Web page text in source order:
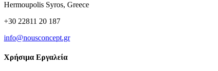
Hermoupolis Syros, Greece
+30 22811 20 187
info@nousconcept.gr
Χρήσιμα Εργαλεία